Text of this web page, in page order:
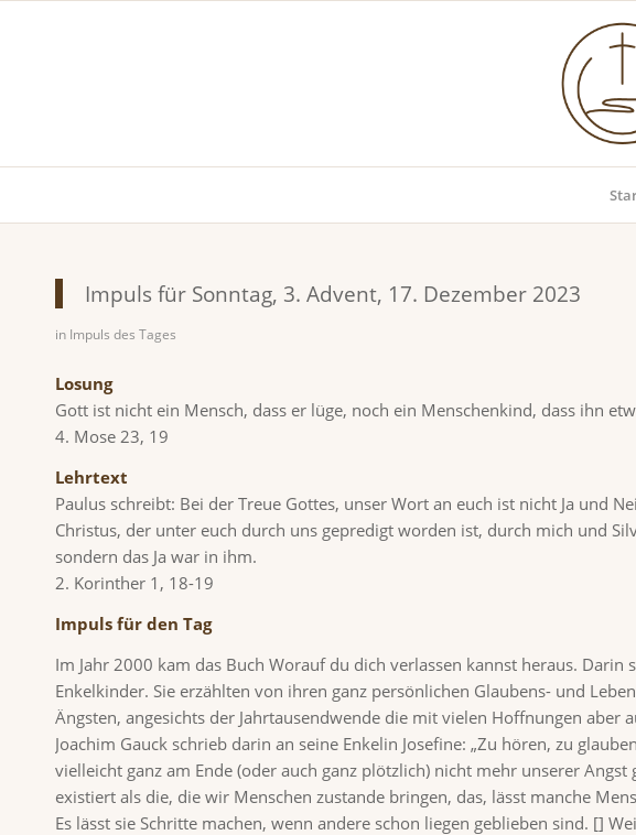
Impuls für Sonntag, 3. Advent, 17. Dezember 2023
in Impuls des Tages
Losung
Gott ist nicht ein Mensch, dass er lüge, noch ein Menschenkind, dass ihn
4. Mose 23, 19
Lehrtext
Paulus schreibt: Bei der Treue Gottes, unser Wort an euch ist nicht Ja und
Christus, der unter euch durch uns gepredigt worden ist, durch mich und
sondern das Ja war in ihm.
2. Korinther 1, 18-19
Impuls für den Tag
Im Jahr 2000 kam das Buch Worauf du dich verlassen kannst heraus.
Enkelkinder. Sie erzählten von ihren ganz persönlichen Glaubens- und
Ängsten, angesichts der Jahrtausendwende die mit vielen Hoffnungen aber
Joachim Gauck schrieb darin an seine Enkelin Josefine: „Zu hören, zu
vielleicht ganz am Ende (oder auch ganz plötzlich) nicht mehr unserer
existiert als die, die wir Menschen zustande bringen, das, lässt manche
Es lässt sie Schritte machen, wenn andere schon liegen geblieben sind. []